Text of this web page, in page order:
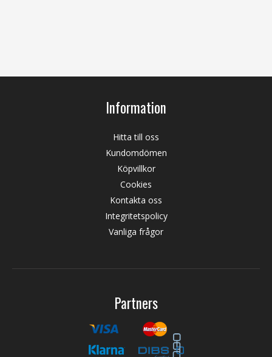
Information
Hitta till oss
Kundomdömen
Köpvillkor
Cookies
Kontakta oss
Integritetspolicy
Vanliga frågor
Partners